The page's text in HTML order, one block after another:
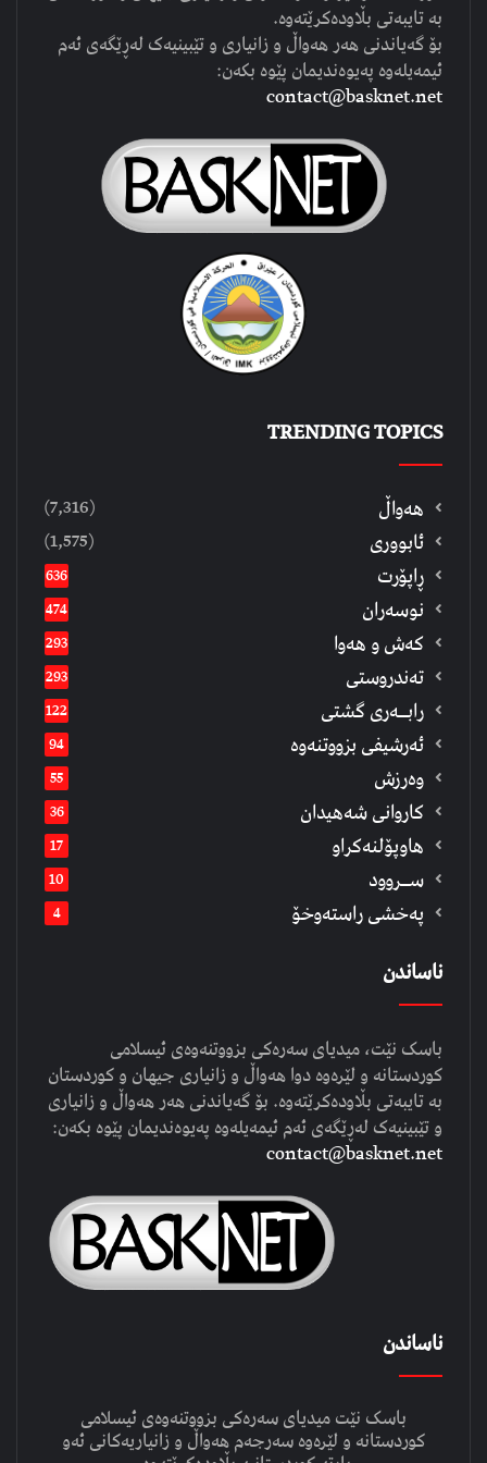
بە تایبەتی بڵاودەکرێتەوە.
بۆ گەیاندنی هەر هەواڵ و زانیاری و تێبینیەک لەڕێگەی ئەم
ئیمەیلەوە پەیوەندیمان پێوە بکەن:
contact@basknet.net
TRENDING TOPICS
هەواڵ (7,316)
ئابووری (1,575)
ڕاپۆرت 636
نوسەران 474
كەش و هەوا 293
تەندروستی 293
رابــه‌ری گشتی 122
ئەرشیفى بزووتنەوە 94
وەرزش 55
كاروانی شەهیدان 36
هاوپۆلنەكراو 17
ســروود 10
په‌خشی راسته‌وخۆ 4
ناساندن
باسک نێت، میدیای سەرەکی بزووتنەوەی ئیسلامی
کوردستانە و لێرەوە دوا هەواڵ و زانیاری جیهان و کوردستان
بە تایبەتی بڵاودەکرێتەوە. بۆ گەیاندنی هەر هەواڵ و زانیاری
و تێبینیەک لەڕێگەی ئەم ئیمەیلەوە پەیوەندیمان پێوە بکەن:
contact@basknet.net
ناساندن
باسک نێت میدیای سەرەکی بزووتنەوەی ئیسلامی
کوردستانە و لێرەوە سەرجەم هەواڵ و زانیاریەکانی ئەو